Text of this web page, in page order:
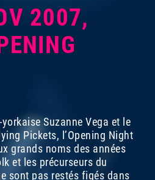
2007,
Suzanne Vega et le
Pickets, l’Opening Night
grands noms des années
et les précurseurs du
sont pas restés figés dans